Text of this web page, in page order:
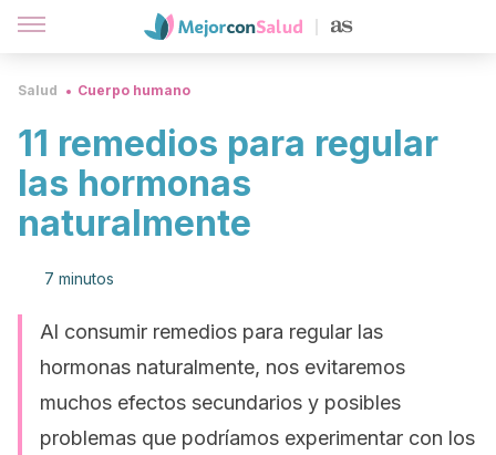
Salud Cuerpo humano
11 remedios para regular
las hormonas
naturalmente
7 minutos
Al consumir remedios para regular las
hormonas naturalmente, nos evitaremos
muchos efectos secundarios y posibles
problemas que podríamos experimentar con los